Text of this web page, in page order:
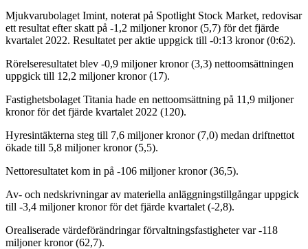
Mjukvarubolaget Imint, noterat på Spotlight Stock Market, redovisar
ett resultat efter skatt på -1,2 miljoner kronor (5,7) för det fjärde
kvartalet 2022. Resultatet per aktie uppgick till -0:13 kronor (0:62).
Rörelseresultatet blev -0,9 miljoner kronor (3,3) nettoomsättningen
uppgick till 12,2 miljoner kronor (17).
Fastighetsbolaget Titania hade en nettoomsättning på 11,9 miljoner
kronor för det fjärde kvartalet 2022 (120).
Hyresintäkterna steg till 7,6 miljoner kronor (7,0) medan driftnettot
ökade till 5,8 miljoner kronor (5,5).
Nettoresultatet kom in på -106 miljoner kronor (36,5).
Av- och nedskrivningar av materiella anläggningstillgångar uppgick
till -3,4 miljoner kronor för det fjärde kvartalet (-2,8).
Orealiserade värdeförändringar förvaltningsfastigheter var -118
miljoner kronor (62,7).